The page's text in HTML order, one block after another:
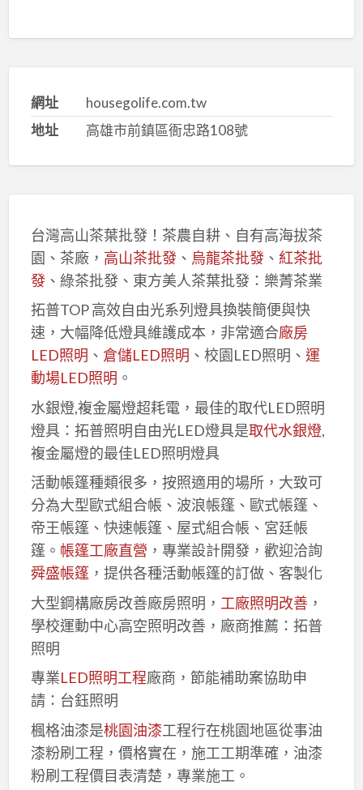
網址
housegolife.com.tw
地址
高雄市前鎮區衙忠路108號
台灣高山茶葉批發！茶農自耕、自有高海拔茶
園、茶廠， 高山茶批發、 烏龍茶批發、 紅茶批
發、綠茶批發、東方美人茶葉批發：樂菁茶業
拓普TOP 高效自由光系列燈具換裝簡便與快
速，大幅降低燈具維護成本，非常適合廠房
LED照明 、 倉儲LED照明 、校園LED照明、 運
動場LED照明 。
水銀燈,複金屬燈超耗電，最佳的取代LED照明
燈具：拓普照明自由光LED燈具是取代水銀燈,
複金屬燈的最佳LED照明燈具
活動帳篷種類很多，按照適用的場所，大致可
分為大型歐式組合帳、波浪帳篷、歐式帳篷、
帝王帳篷、快速帳篷、屋式組合帳、宮廷帳
篷。 帳篷工廠直營 ，專業設計開發，歡迎洽詢
舜盛帳篷，提供各種活動帳篷的訂做、客製化
大型鋼構廠房改善廠房照明， 工廠照明改善，
學校運動中心高空照明改善，廠商推薦：拓普
照明
專業LED照明工程廠商，節能補助案協助申
請：台鈺照明
楓格油漆是桃園油漆工程行在桃園地區從事油
漆粉刷工程，價格實在，施工工期準確，油漆
粉刷工程價目表清楚，專業施工。